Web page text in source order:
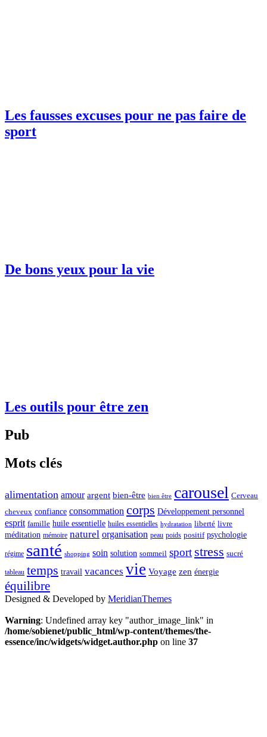
Les fausses excuses pour ne pas faire de
sport
De bons yeux pour la vie
Les outils pour être zen
Pub
Mots clés
alimentation amour argent bien-être bien être carousel Cerveau
cheveux confiance consommation corps Développement personnel
esprit famille huile essentielle huiles essentielles hydratation liberté livre
méditation mémoire naturel organisation peau poids positif psychologie
régime santé shopping soin solution sommeil sport stress sucré
tableau temps travail vacances vie Voyage zen énergie
équilibre
Designed & Developed by MeridianThemes
Warning: Undefined array key "author_image_link" in
/home/sobienet/public_html/wp-content/themes/the-
essence/inc/widgets/widget.author.php on line 37